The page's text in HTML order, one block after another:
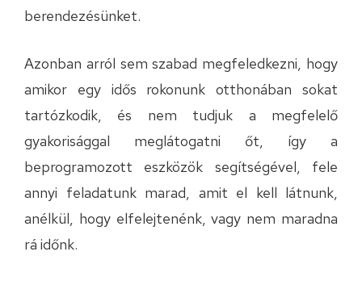
berendezésünket.
Azonban arról sem szabad megfeledkezni, hogy
amikor egy idős rokonunk otthonában sokat
tartózkodik, és nem tudjuk a megfelelő
gyakorisággal meglátogatni őt, így a
beprogramozott eszközök segítségével, fele
annyi feladatunk marad, amit el kell látnunk,
anélkül, hogy elfelejtenénk, vagy nem maradna
rá időnk.